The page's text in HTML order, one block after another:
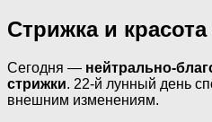
Стрижка и
Сегодня — нейтрально-
стрижки. 22-й лунный день
внешним изменениям.